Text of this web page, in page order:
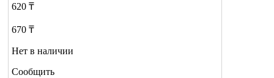
620 ₸
670 ₸
Нет в наличии
Сообщить